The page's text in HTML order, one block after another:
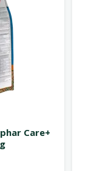
Care+